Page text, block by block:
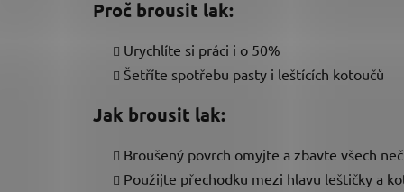
Proč brousit lak:
Urychlíte si práci i o 50%
Šetříte spotřebu pasty i leštících kotoučů
Jak brousit lak:
Broušený povrch omyjte a zbavte všech
Použijte přechodku mezi hlavu leštičky a